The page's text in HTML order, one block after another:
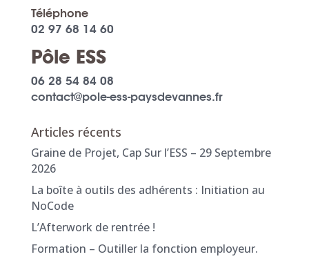
Téléphone
02 97 68 14 60
Pôle ESS
06 28 54 84 08
contact@pole-ess-paysdevannes.fr
Articles récents
Graine de Projet, Cap Sur l’ESS – 29 Septembre
2026
La boîte à outils des adhérents : Initiation au
NoCode
L’Afterwork de rentrée !
Formation – Outiller la fonction employeur.